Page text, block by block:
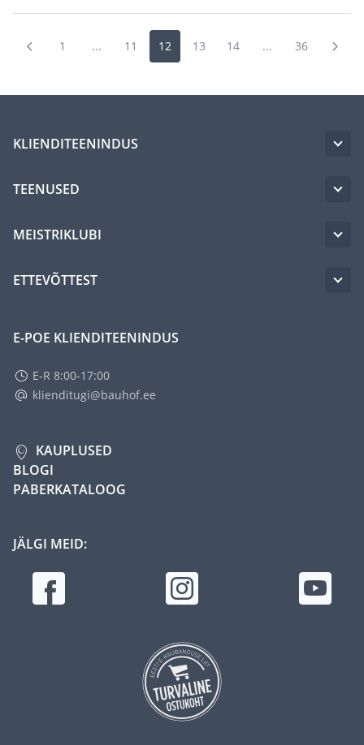
1 ... 11 12 13 14 ... 36
KLIENDITEENINDUS
TEENUSED
MEISTRIKLUBI
ETTEVÕTTEST
E-POE KLIENDITEENINDUS
E-R 8:00-17:00
klienditugi@bauhof.ee
KAUPLUSED
BLOGI
PABERKATALOOG
JÄLGI MEID: